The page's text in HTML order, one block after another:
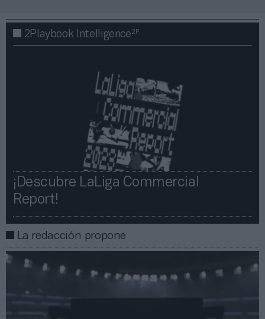
2Playbook Intelligence2P
¡Descubre LaLiga Commercial
Report!​​
La redacción propone